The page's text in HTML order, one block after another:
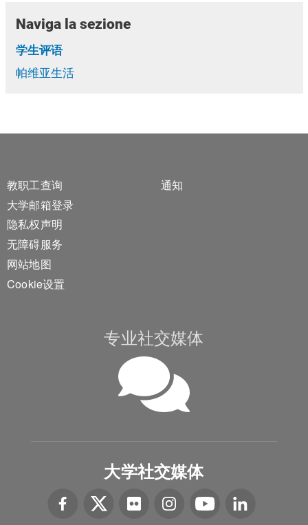
Naviga la sezione
学生评语
帕维亚生活
Footer 1
教职工查询
大学邮箱登录
隐私权声明
无障碍服务
网站地图
Cookie设置
Footer 2
通知
专业社交媒体
大学社交媒体